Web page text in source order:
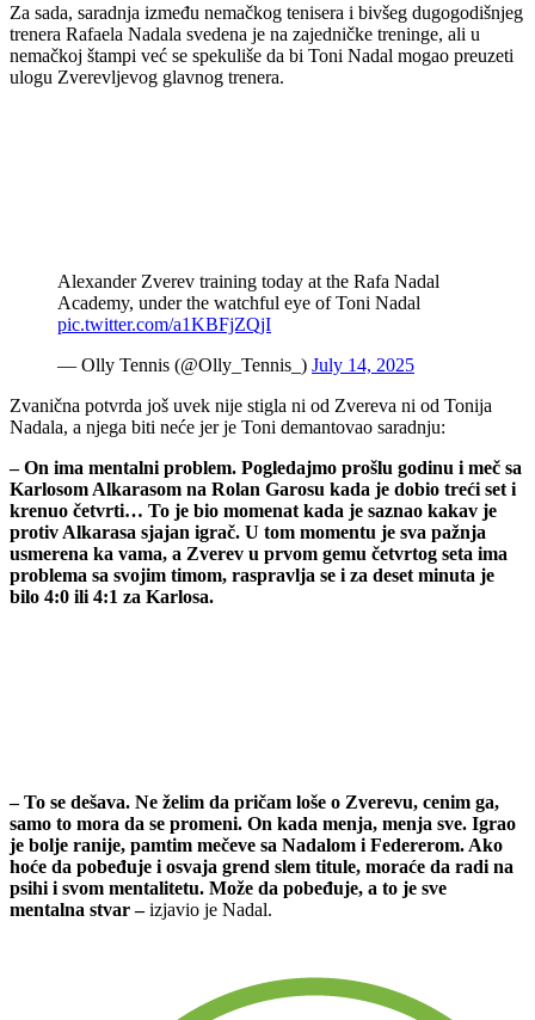
Za sada, saradnja između nemačkog tenisera i bivšeg dugogodišnjeg
trenera Rafaela Nadala svedena je na zajedničke treninge, ali u
nemačkoj štampi već se spekuliše da bi Toni Nadal mogao preuzeti
ulogu Zverevljevog glavnog trenera.
Alexander Zverev training today at the Rafa Nadal
Academy, under the watchful eye of Toni Nadal
pic.twitter.com/a1KBFjZQjI
— Olly Tennis (@Olly_Tennis_) July 14, 2025
Zvanična potvrda još uvek nije stigla ni od Zvereva ni od Tonija
Nadala, a njega biti neće jer je Toni demantovao saradnju:
– On ima mentalni problem. Pogledajmo prošlu godinu i meč sa
Karlosom Alkarasom na Rolan Garosu kada je dobio treći set i
krenuo četvrti… To je bio momenat kada je saznao kakav je
protiv Alkarasa sjajan igrač. U tom momentu je sva pažnja
usmerena ka vama, a Zverev u prvom gemu četvrtog seta ima
problema sa svojim timom, raspravlja se i za deset minuta je
bilo 4:0 ili 4:1 za Karlosa.
– To se dešava. Ne želim da pričam loše o Zverevu, cenim ga,
samo to mora da se promeni. On kada menja, menja sve. Igrao
je bolje ranije, pamtim mečeve sa Nadalom i Federerom. Ako
hoće da pobeđuje i osvaja grend slem titule, moraće da radi na
psihi i svom mentalitetu. Može da pobeđuje, a to je sve
mentalna stvar –izjavio je Nadal.